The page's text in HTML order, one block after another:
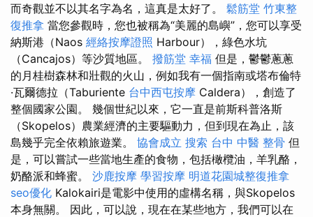
而奇觀並不以其名字為名，這真是太好了。 鬆筋堂 竹東整
復推拿 當您參觀時，您也被稱為“美麗的島嶼”，您可以享受
納斯港（Naos 經絡按摩證照 Harbour），綠色水坑
（Cancajos）等沙質地區。 撥筋堂 幸福 但是，鬱鬱蔥蔥
的月桂樹森林和壯觀的火山，例如我有一個指南或塔布倫特
·瓦爾德拉（Taburiente 台中西屯按摩 Caldera），創造了
整個國家公園。 幾個世紀以來，它一直是前斯科普洛斯
（Skopelos）農業經濟的主要驅動力，但到現在為止，該
島幾乎完全依賴旅遊業。 協會成立 搜索 台中 中醫 整骨 但
是，可以嘗試一些當地生產的食物，包括橄欖油，羊乳酪，
奶酪派和蜂蜜。 沙鹿按摩 學習按摩 明道花園城整復推拿
seo優化 Kalokairi是電影中使用的虛構名稱，與Skopelos
本身無關。 因此，可以說，現在在某些地方，我們可以在